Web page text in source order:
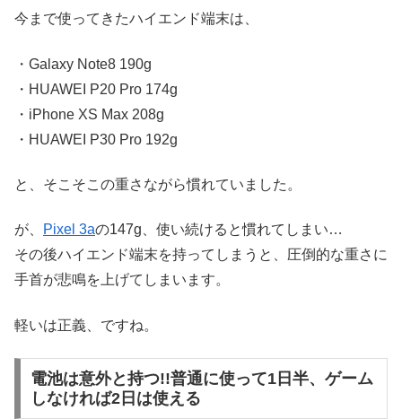
今まで使ってきたハイエンド端末は、
・Galaxy Note8 190g
・HUAWEI P20 Pro 174g
・iPhone XS Max 208g
・HUAWEI P30 Pro 192g
と、そこそこの重さながら慣れていました。
が、 Pixel 3aの147g、使い続けると慣れてしまい…
その後ハイエンド端末を持ってしまうと、圧倒的な重さに
手首が悲鳴を上げてしまいます。
軽いは正義、ですね。
電池は意外と持つ!!普通に使って1日半、ゲーム
しなければ2日は使える